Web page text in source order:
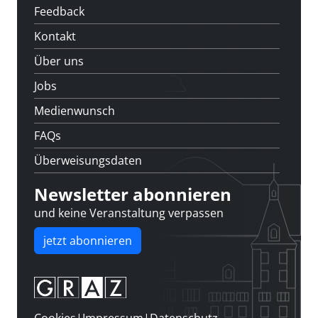
Feedback
Kontakt
Über uns
Jobs
Medienwunsch
FAQs
Überweisungsdaten
Newsletter abonnieren
und keine Veranstaltung verpassen
jetzt abonnieren